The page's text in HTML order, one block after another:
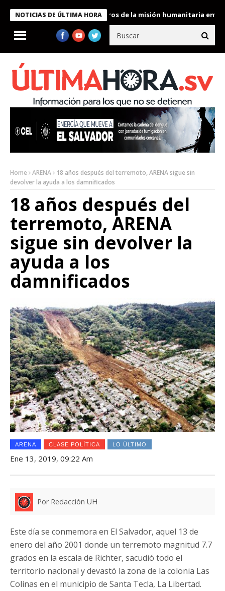
NOTICIAS DE ÚLTIMA HORA
condecora a miembros de la misión humanitaria enviada a
Home ARENA
18 años después del terremoto, ARENA sigue sin
devolver la ayuda a los damnificados
18 años después del
terremoto, ARENA
sigue sin devolver la
ayuda a los
damnificados
ARENA CLASE POLÍTICA LO ÚLTIMO
Ene 13, 2019, 09:22 Am
Por Redacción UH
Este día se conmemora en El Salvador, aquel 13 de
enero del año 2001 donde un terremoto magnitud 7.7
grados en la escala de Richter, sacudió todo el
territorio nacional y devastó la zona de la colonia Las
Colinas en el municipio de Santa Tecla, La Libertad.